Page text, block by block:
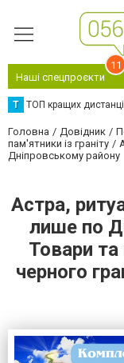
Наші спецпроєкти
11
Т ТОП кращих
Головна Довідник
пам'ятники із граніту
Дніпровському району
Астра,
лише по
Товари
черного